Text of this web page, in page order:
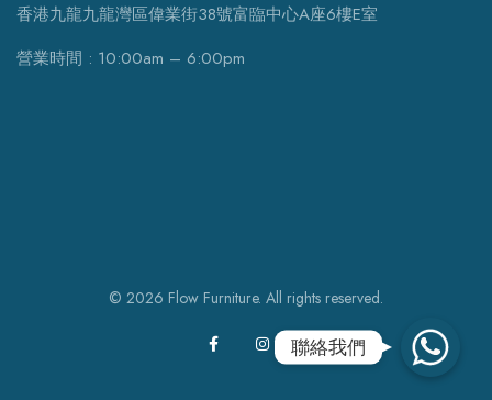
香港九龍九龍灣區偉業街38號富臨中心A座6樓E室
營業時間 : 10:00am – 6:00pm
© 2026 Flow Furniture. All rights reserved.
聯絡我們